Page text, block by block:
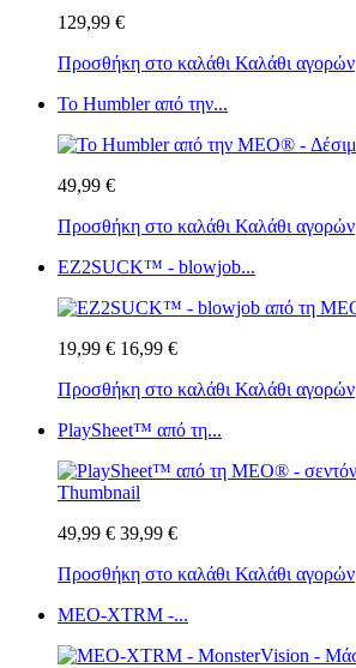
129,99 €
Προσθήκη στο καλάθι Καλάθι αγορών
Το Humbler από την...
49,99 €
Προσθήκη στο καλάθι Καλάθι αγορών
EZ2SUCK™ - blowjob...
19,99 € 16,99 €
Προσθήκη στο καλάθι Καλάθι αγορών
PlaySheet™ από τη...
49,99 € 39,99 €
Προσθήκη στο καλάθι Καλάθι αγορών
MEO-XTRM -...